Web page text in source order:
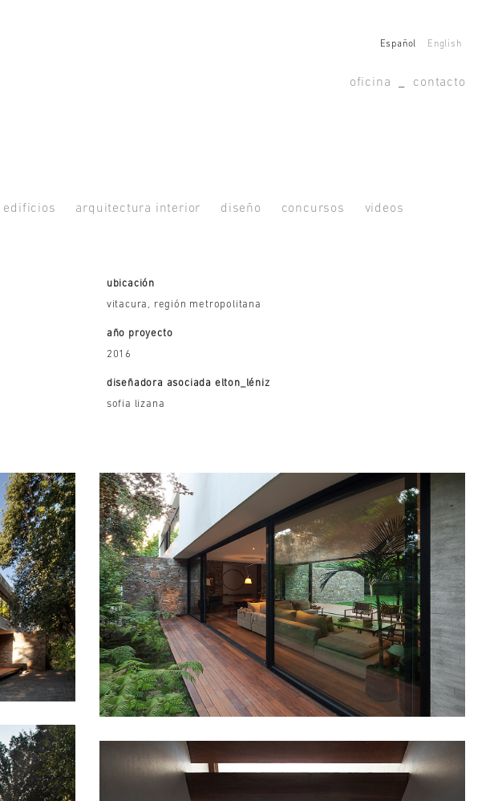
Español English
contacto
oficina
edificios arquitectura interior diseño concursos videos
ubicación
vitacura, región metropolitana
año proyecto
2016
diseñadora asociada elton_léniz
sofia lizana